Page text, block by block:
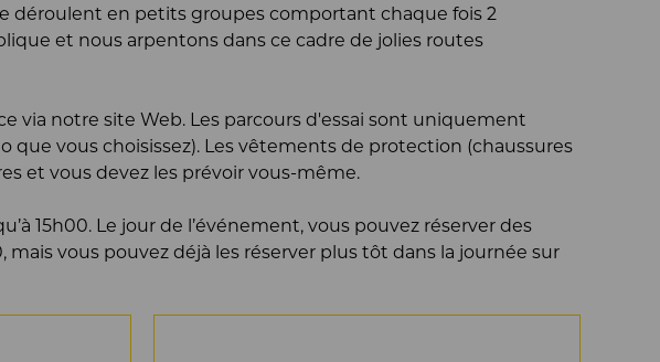
déroulent en petits groupes comportant chaque fois 2
et nous arpentons dans ce cadre de jolies routes
via notre site Web. Les parcours d'essai sont uniquement
vous choisissez). Les vêtements de protection (chaussures
et vous devez les prévoir vous-même.
15h00. Le jour de l’événement, vous pouvez réserver des
vous pouvez déjà les réserver plus tôt dans la journée sur